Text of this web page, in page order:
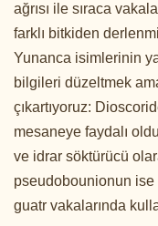
ağrısı ile sıraca
farklı bitkiden
Yunanca isimlerinin
bilgileri düzeltmek
çıkartıyoruz:
mesaneye faydalı
ve idrar söktürücü
pseudobounionun ise
guatr vakalarında